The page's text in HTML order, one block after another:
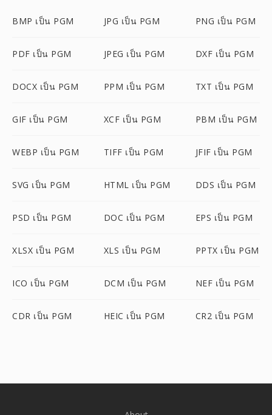
BMP เป็น PGM JPG เป็น PGM PNG เป็น PGM
PDF เป็น PGM JPEG เป็น PGM DXF เป็น PGM
DOCX เป็น PGM PPM เป็น PGM TXT เป็น PGM
GIF เป็น PGM XCF เป็น PGM PBM เป็น PGM
WEBP เป็น PGM TIFF เป็น PGM JFIF เป็น PGM
SVG เป็น PGM HTML เป็น PGM DDS เป็น PGM
PSD เป็น PGM DOC เป็น PGM EPS เป็น PGM
XLSX เป็น PGM XLS เป็น PGM PPTX เป็น PGM
ICO เป็น PGM DCM เป็น PGM NEF เป็น PGM
CDR เป็น PGM HEIC เป็น PGM CR2 เป็น PGM